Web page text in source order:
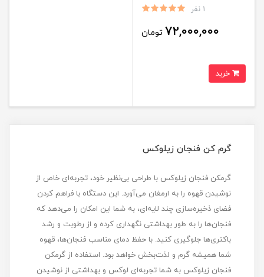
1 نفر
72,000,000 تومان
گرم کن فنجان زیلوکس
گرمکن فنجان زیلوکس با طراحی بی‌نظیر خود، تجربه‌ای خاص از
نوشیدن قهوه را به ارمغان می‌آورد. این دستگاه با فراهم کردن
فضای ذخیره‌سازی چند لایه‌ای، به شما این امکان را می‌دهد که
فنجان‌ها را به طور بهداشتی نگهداری کرده و از رطوبت و رشد
باکتری‌ها جلوگیری کنید. با حفظ دمای مناسب فنجان‌ها، قهوه
شما همیشه گرم و لذت‌بخش خواهد بود. استفاده از گرمکن
فنجان زیلوکس به شما تجربه‌ای لوکس و بهداشتی از نوشیدن